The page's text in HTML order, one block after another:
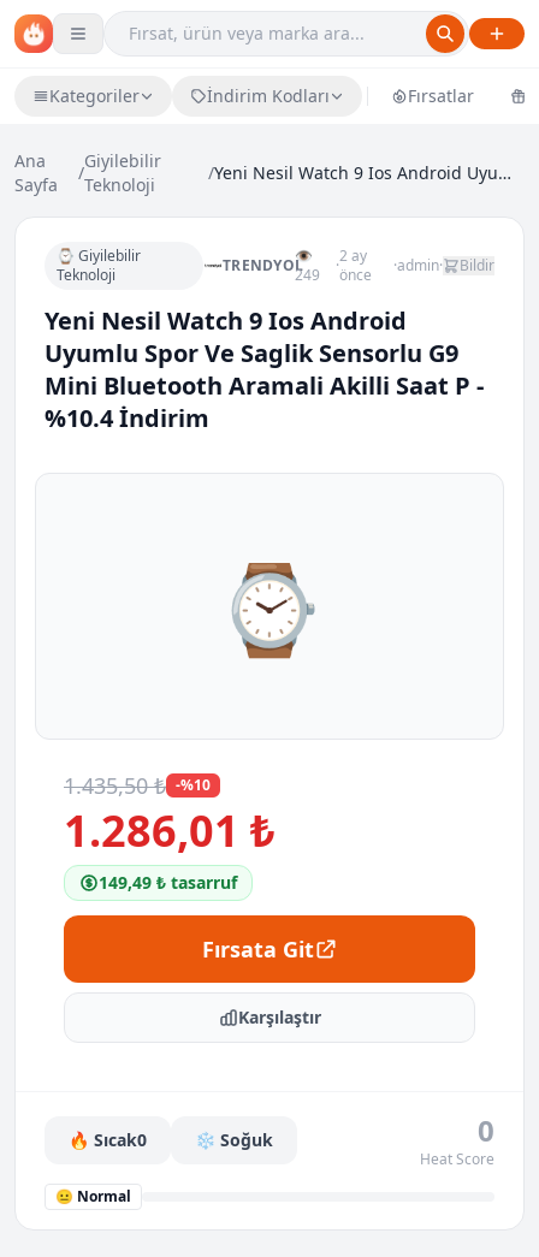
Kategoriler İndirim Kodları Fırsatlar
Ana
Sayfa
/
Giyilebilir
Teknoloji
/ Yeni Nesil Watch 9 Ios Android Uyumlu Spor Ve Sagl...
⌚ Giyilebilir
Teknoloji
TRENDYOL👁
249
·2 ay
önce
·admin· Bildir
Yeni Nesil Watch 9 Ios Android
Uyumlu Spor Ve Saglik Sensorlu G9
Mini Bluetooth Aramali Akilli Saat P -
%10.4 İndirim
⌚
1.435,50 ₺ -%10
1.286,01 ₺
149,49 ₺ tasarruf
Fırsata Git
Karşılaştır
🔥 Sıcak0 ❄️ Soğuk 0
Heat Score
😐 Normal